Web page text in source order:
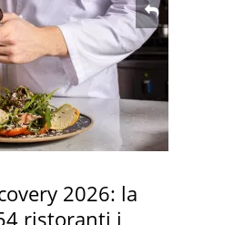
2026: la
ristoranti in